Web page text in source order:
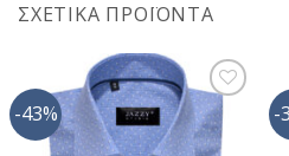
ΣΧΕΤΙΚΆ ΠΡΟΪΌΝΤΑ
-43%
Προσθήκη
στη Λίστα
Επιθυμίας
-